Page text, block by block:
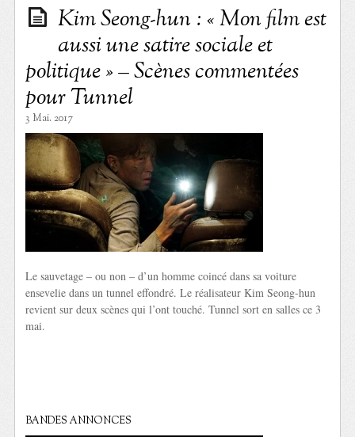
Kim Seong-hun : « Mon film est
aussi une satire sociale et
politique » – Scènes commentées
pour Tunnel
3 Mai. 2017
Le sauvetage – ou non – d’un homme coincé dans sa voiture
ensevelie dans un tunnel effondré. Le réalisateur Kim Seong-hun
revient sur deux scènes qui l’ont touché. Tunnel sort en salles ce 3
mai.
BANDES ANNONCES